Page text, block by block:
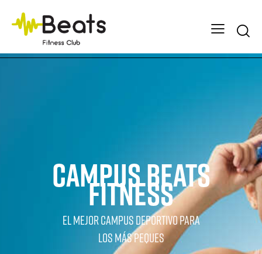
CAMPUS BEATS
FITNESS
EL MEJOR CAMPUS DEPORTIVO PARA
LOS MÁS PEQUES